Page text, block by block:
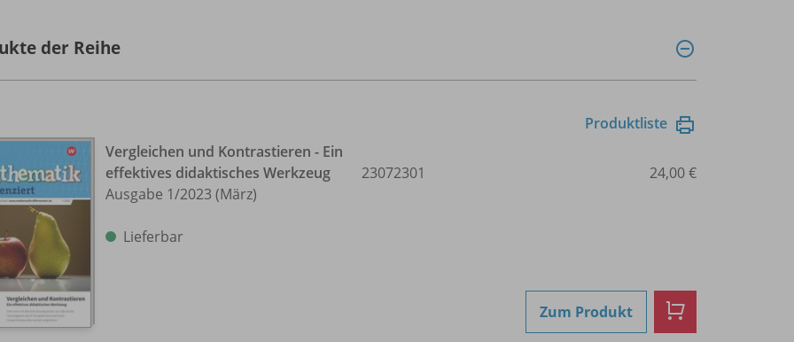
der Reihe
Produktliste
Vergleichen und Kontrastieren - Ein
effektives didaktisches Werkzeug
Ausgabe 1/2023 (März)
Lieferbar
23072301 24,00 €
Zum Produkt